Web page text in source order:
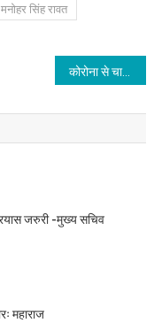
मनोहर सिंह रावत
कोरोना से चार की मौत 136 मिले पाॅजिटिव, 206 रिकवर
जरुरी -मुख्य सचिव
महाराज